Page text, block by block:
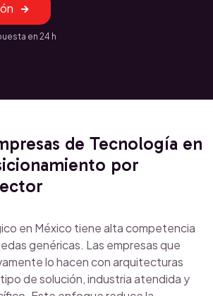
en 24 h
de Tecnología en
por
en México tiene alta competencia
genéricas. Las empresas que
lo hacen con arquitecturas
de solución, industria atendida y